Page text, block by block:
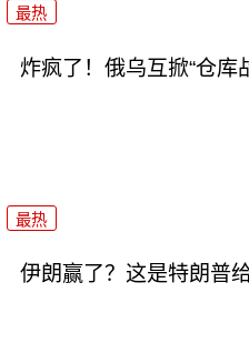
最热
炸疯了！俄乌互掀“仓库
最热
伊朗赢了？这是特朗普